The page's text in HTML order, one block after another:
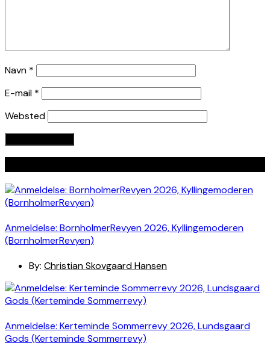
Navn *
E-mail *
Websted
Anmeldelse: BornholmerRevyen 2026, Kyllingemoderen
(BornholmerRevyen)
By: Christian Skovgaard Hansen
Anmeldelse: Kerteminde Sommerrevy 2026, Lundsgaard
Gods (Kerteminde Sommerrevy)